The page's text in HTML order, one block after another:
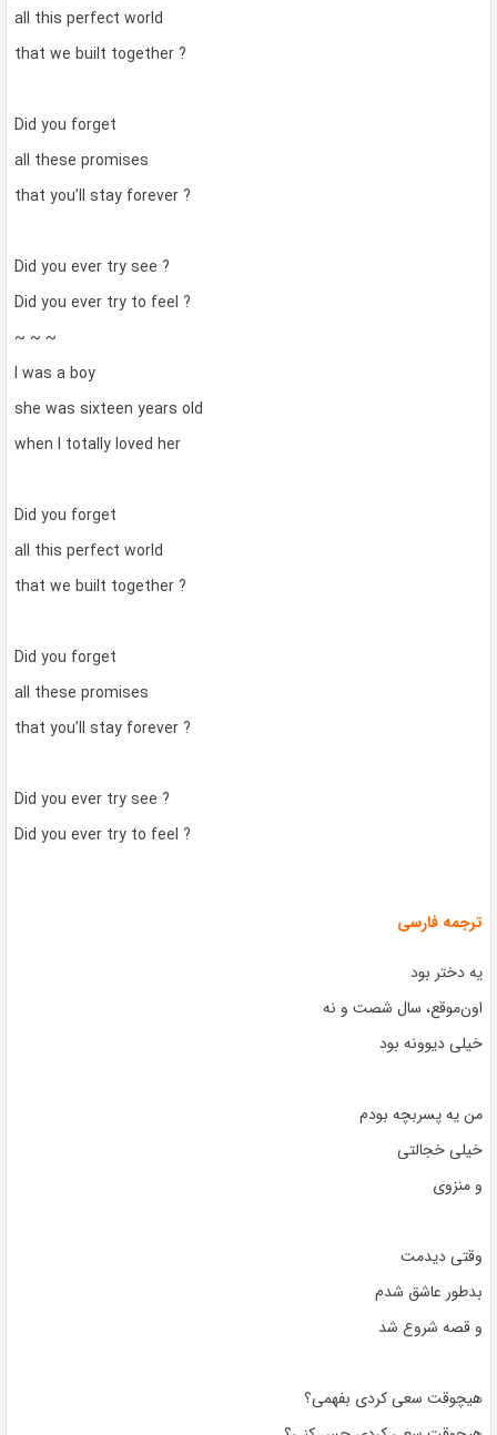
all this perfect world
that we built together ?
Did you forget
all these promises
that you’ll stay forever ?
Did you ever try see ?
Did you ever try to feel ?
~ ~ ~
I was a boy
she was sixteen years old
when I totally loved her
Did you forget
all this perfect world
that we built together ?
Did you forget
all these promises
that you’ll stay forever ?
Did you ever try see ?
Did you ever try to feel ?
ترجمه فارسی
یه دختر بود
اون‌موقع، سال شصت و نه
خیلی دیوونه بود
من یه پسربچه بودم
خیلی خجالتی
و منزوی
وقتی دیدمت
بدطور عاشق شدم
و قصه شروع شد
هیچوقت سعی کردی بفهمی؟